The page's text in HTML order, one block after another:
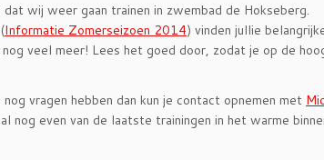
wij weer gaan trainen in zwembad de Hokseberg.
Informatie Zomerseizoen 2014) vinden jullie
veel meer! Lees het goed door, zodat je op de
vragen hebben dan kun je contact opnemen met
nog even van de laatste trainingen in het warme